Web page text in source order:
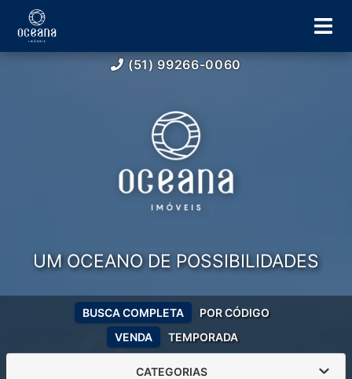
(51) 99266-0060
UM OCEANO DE POSSIBILIDADES
VENDA TEMPORADA
BUSCA COMPLETA POR CÓDIGO
CATEGORIAS